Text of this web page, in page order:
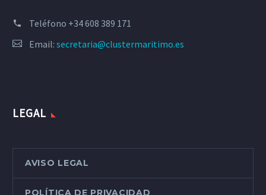
Teléfono +34 608 389 171
Email: secretaria@clustermaritimo.es
LEGAL
AVISO LEGAL
POLÍTICA DE PRIVACIDAD